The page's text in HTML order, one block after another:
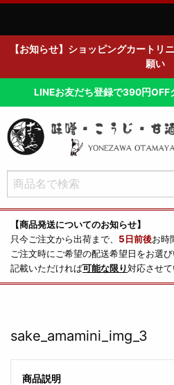
【お知らせ】ショッピングカートリ
願い
LINEお友だち登録で390円OFF
【商品発送についてのお知らせ】
只今ご注文から出荷まで、 5日前後お時
ご注文時にご希望の配送希望日をお選
記載いただければ可能な限り対応させて
sake_amamini_img_3
商品説明